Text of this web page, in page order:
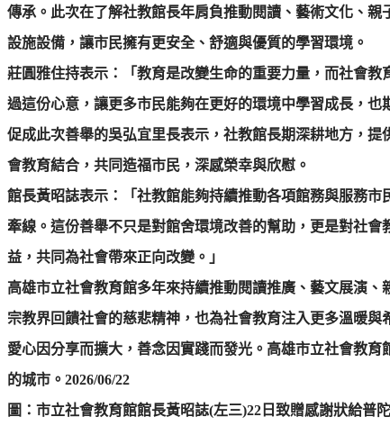
傳承。此次在了解社教館長年肩負推動閱讀、藝術文化、
設施設備，讓市民擁有更安全、舒適與優質的學習環境。
莊圓雅住持表示：「教育是改變生命的重要力量，而社會
過這份心意，讓更多市民能夠在更好的環境中學習成長，也
促成此次善舉的吳弘宜里長表示，社教館長期深耕地方，
會教育結合，共同造福市民，深感榮幸與欣慰。
館長黃昭誌表示：「社教館能夠持續推動各項館務與服務
牽線。這份善舉不只是對館舍環境改善的幫助，更是對社
益，共同為社會帶來正向改變。」
高雄市立社會教育館多年來持續推動閱讀推廣、藝文展演
宗教界回饋社會的慈悲精神，也為社會教育注入更多溫暖與
愛心因分享而擴大，善念因實踐而發光。高雄市立社會教
的城市。2026/06/22
圖：市立社會教育館館長黃昭誌(左三)22日致贈感謝狀給普